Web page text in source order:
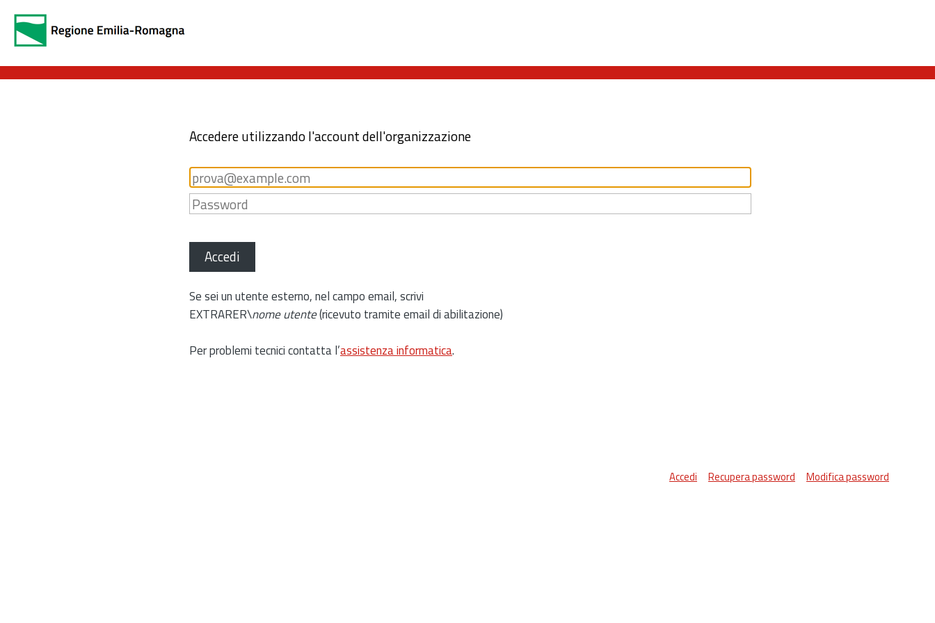
Accedere utilizzando l'account dell'organizzazione
Accedi
Se sei un utente esterno, nel campo email, scrivi
EXTRARER\nome utente(ricevuto tramite email di abilitazione)
Per problemi tecnici contatta l’assistenza informatica.
Accedi Recupera password Modifica password